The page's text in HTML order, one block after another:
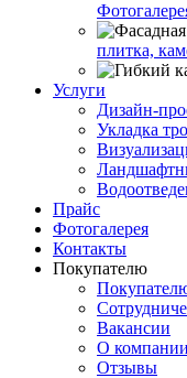
плитка,
Услуги
Дизайн-
Укладка
Прайс
Фотогалерея
Контакты
Покупателю
Вакансии
О компании
Отзывы